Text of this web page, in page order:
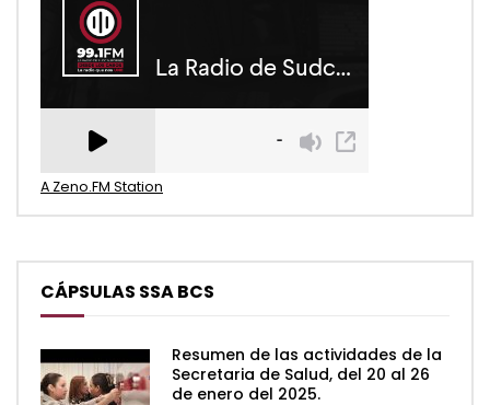
A Zeno.FM Station
CÁPSULAS SSA BCS
Resumen de las actividades de la
Secretaria de Salud, del 20 al 26
de enero del 2025.